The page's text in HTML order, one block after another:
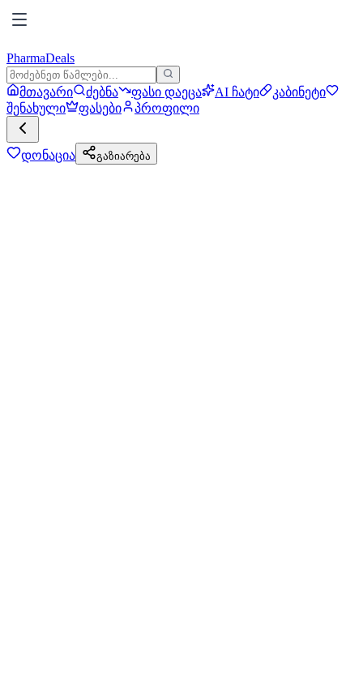
PharmaDeals
მთავარი ძებნა ფასი დაეცა AI ჩატი
კაბინეტი
შენახული
ფასები პროფილი
დონაცია გაზიარება